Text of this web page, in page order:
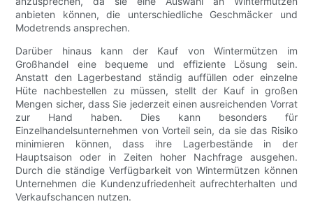
anbieten können, die unterschiedliche Geschmäcker und
Modetrends ansprechen.
Darüber hinaus kann der Kauf von Wintermützen im
Großhandel eine bequeme und effiziente Lösung sein.
Anstatt den Lagerbestand ständig auffüllen oder einzelne
Hüte nachbestellen zu müssen, stellt der Kauf in großen
Mengen sicher, dass Sie jederzeit einen ausreichenden Vorrat
zur Hand haben. Dies kann besonders für
Einzelhandelsunternehmen von Vorteil sein, da sie das Risiko
minimieren können, dass ihre Lagerbestände in der
Hauptsaison oder in Zeiten hoher Nachfrage ausgehen.
Durch die ständige Verfügbarkeit von Wintermützen können
Unternehmen die Kundenzufriedenheit aufrechterhalten und
Verkaufschancen nutzen.